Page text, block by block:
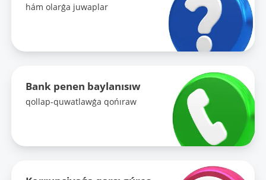
hám olarǵa juwaplar
Bank penen baylanısıw
qollap-quwatlawǵa qońıraw